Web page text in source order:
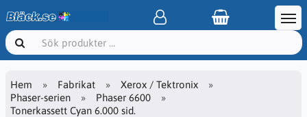
Hem Fabrikat
Xerox / Tektronix
Phaser-serien
Phaser 6600
Tonerkassett Cyan 6.000 sid.